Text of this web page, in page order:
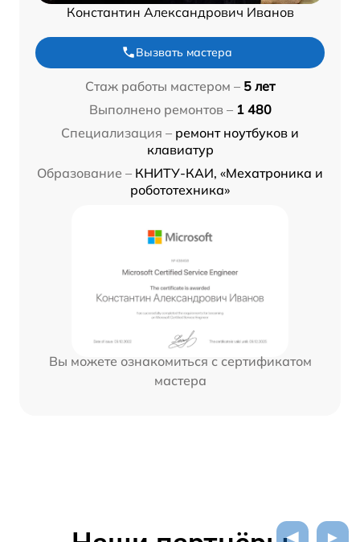
Константин Александрович Иванов
Вызвать мастера
Стаж работы мастером – 5 лет
Выполнено ремонтов – 1 480
Специализация – ремонт ноутбуков и
клавиатур
Образование – КНИТУ-КАИ, «Мехатроника и
робототехника»
Вы можете ознакомиться с сертификатом
мастера